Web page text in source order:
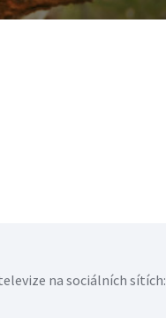
na sociálních sítích: